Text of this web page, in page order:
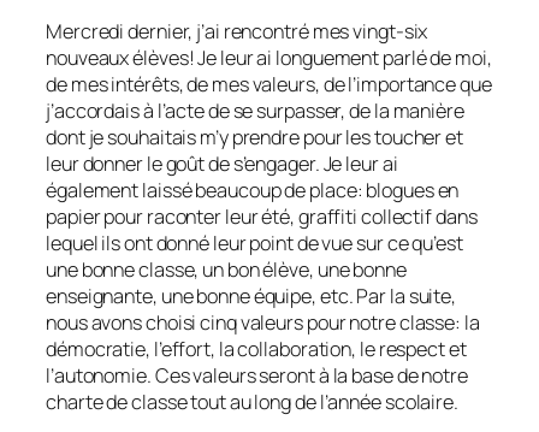
Mercredi dernier, j’ai rencontré mes vingt-six
nouveaux élèves! Je leur ai longuement parlé de moi,
de mes intérêts, de mes valeurs, de l’importance que
j’accordais à l’acte de se surpasser, de la manière
dont je souhaitais m’y prendre pour les toucher et
leur donner le goût de s’engager. Je leur ai
également laissé beaucoup de place: blogues en
papier pour raconter leur été, graffiti collectif dans
lequel ils ont donné leur point de vue sur ce qu’est
une bonne classe, un bon élève, une bonne
enseignante, une bonne équipe, etc. Par la suite,
nous avons choisi cinq valeurs pour notre classe: la
démocratie, l’effort, la collaboration, le respect et
l’autonomie. Ces valeurs seront à la base de notre
charte de classe tout au long de l’année scolaire.